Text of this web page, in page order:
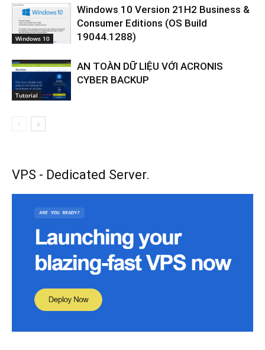
Windows 10
Windows 10 Version 21H2 Business &
Consumer Editions (OS Build
19044.1288)
Tutorial
AN TOÀN DỮ LIỆU VỚI ACRONIS
CYBER BACKUP
VPS - Dedicated Server.